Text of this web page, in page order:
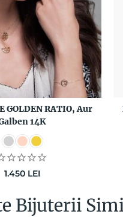
GOLDEN RATIO, Aur
14K
1.450 LEI
Bijuterii